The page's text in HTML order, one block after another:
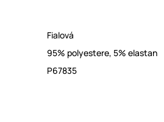
Fialová
95% polyestere, 5% elastan
P67835